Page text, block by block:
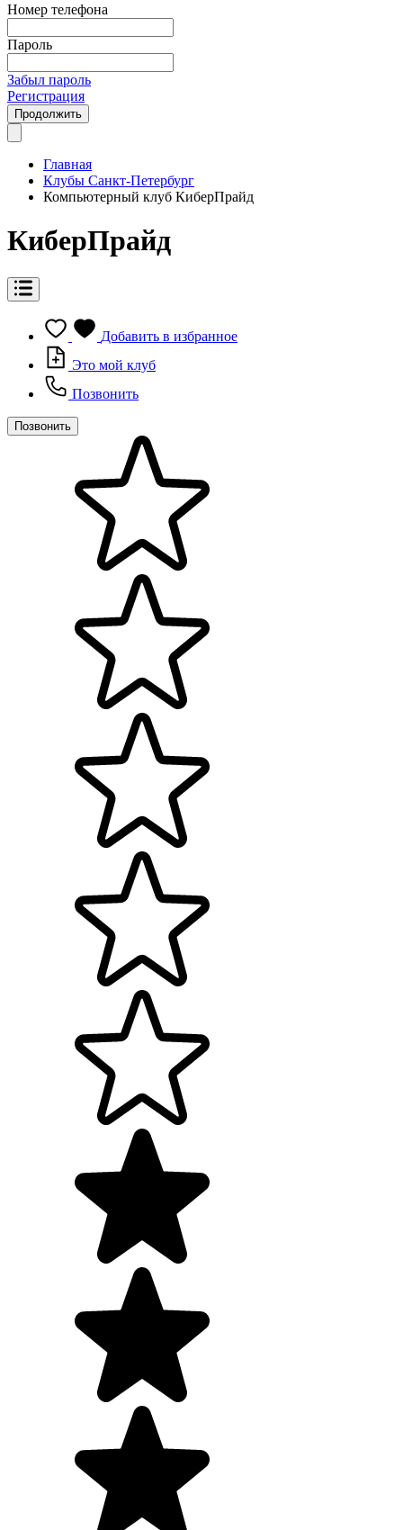
Номер телефона
Пароль
Забыл пароль
Регистрация
Продолжить
Главная
Клубы Санкт-Петербург
Компьютерный клуб КибeрПрайд
КибeрПрайд
Добавить в избранное
Это мой клуб
Позвонить
Позвонить